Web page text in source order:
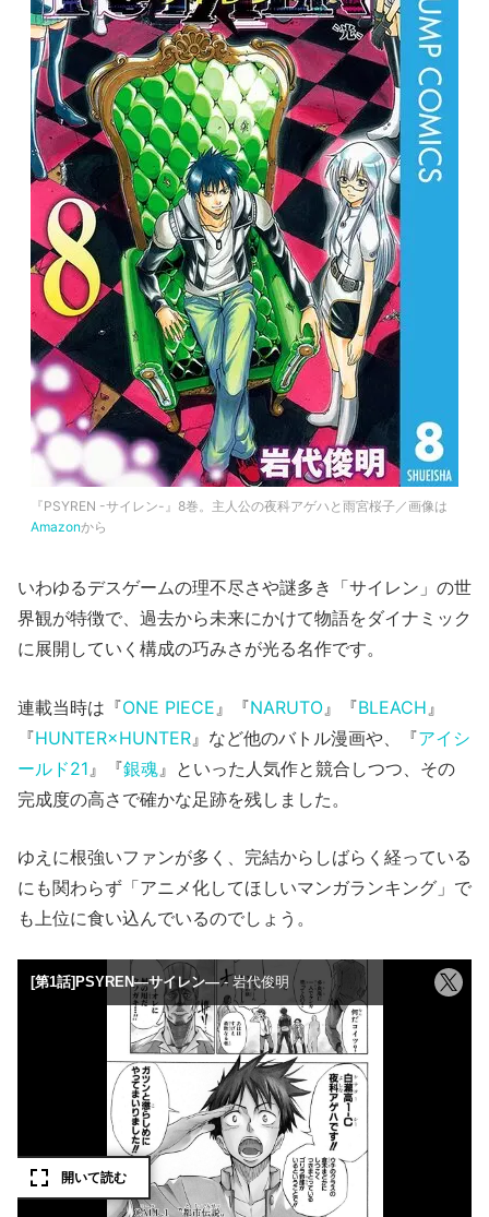
『PSYREN -サイレン-』8巻。主人公の夜科アゲハと雨宮桜子／画像は
Amazonから
いわゆるデスゲームの理不尽さや謎多き「サイレン」の世
界観が特徴で、過去から未来にかけて物語をダイナミック
に展開していく構成の巧みさが光る名作です。
連載当時は『ONE PIECE 』『NARUTO 』『BLEACH 』
『HUNTER×HUNTER 』など他のバトル漫画や、『アイシ
ールド21 』『銀魂 』といった人気作と競合しつつ、その
完成度の高さで確かな足跡を残しました。
ゆえに根強いファンが多く、完結からしばらく経っている
にも関わらず「アニメ化してほしいマンガランキング」で
も上位に食い込んでいるのでしょう。